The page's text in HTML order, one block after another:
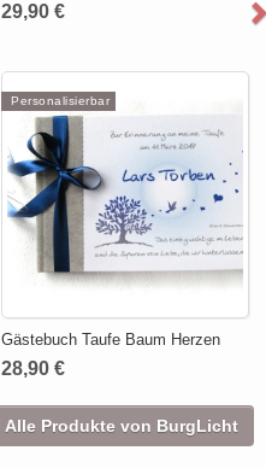
29,90 €
Personalisierbar
Gästebuch Taufe Baum Herzen
28,90 €
Alle Produkte von BurgLicht